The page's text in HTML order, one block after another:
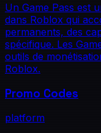
Un Game Pass est
dans Roblox qui
permanents, des
spécifique. Les
outils de
Roblox.
Promo Codes
platform